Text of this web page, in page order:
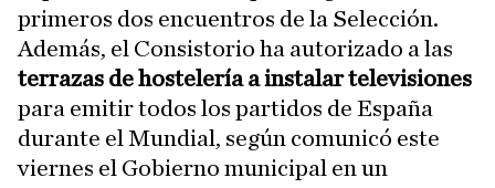
primeros dos encuentros de la Selección.
Además, el Consistorio ha autorizado a las
terrazas de hostelería a instalar televisiones
para emitir todos los partidos de España
durante el Mundial, según comunicó este
viernes el Gobierno municipal en un